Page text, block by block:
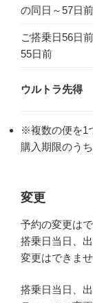
の同日～57日前
ご搭乗日56日前
55日前
ウルトラ先得
※複数の便を1
購入期限のう
変更
予約の変更はで
搭乗日当日、
変更はできませ
搭乗日当日、